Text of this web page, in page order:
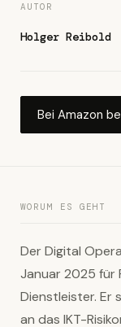
AUTOR
Holger Reibold
Bei Amazon
WORUM ES GEHT
Der Digital
Januar 2025 für
Dienstleister. Er
an das IKT-